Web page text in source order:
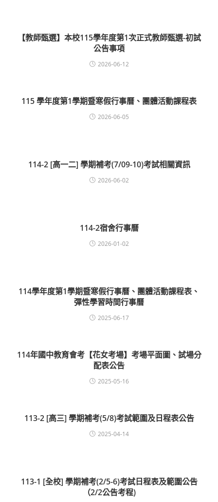
【教師甄選】本校115學年度第1次正式教師甄選-初試
公告事項
2026-06-12
115 學年度第1學期暨寒假行事曆、團體活動課程表
2026-06-05
114-2 [高一二] 學期補考(7/09-10)考試相關資訊
2026-06-02
114-2宿舍行事曆
2026-01-02
114學年度第1學期暨寒假行事曆、團體活動課程表、
彈性學習時間行事曆
2025-06-17
114年國中教育會考【花女考場】考場平面圖、試場分
配表公告
2025-05-16
113-2 [高三] 學期補考(5/8)考試範圍及日程表公告
2025-04-14
113-1 [全校] 學期補考(2/5-6)考試日程表及範圍公告
（2/2公告考程)